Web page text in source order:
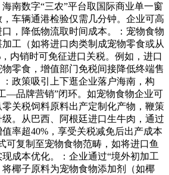
南数字“三农”平台取国际商业单一窗
车辆通港检验仅需几分钟。企业可高
，降低物流取时间成本。：宠物食物
工（如将进口肉类制成宠物零食或从
内销时可免征进口关税。例如，进口
零食，增值部门免税间接降低终端售
政策吸引上下逛企业落户海南，构
—品牌营销”闭环。如宠物食物企业可
关税饲料原料出产定制化产物，鞭策
。从巴西、阿根廷进口生牛肉，通过
率超40%，享受关税减免后出产成本
可复制至宠物食物范畴，如将进口鱼
成本优化。：企业通过“境外初加工
椰子原料为宠物食物添加剂（如椰